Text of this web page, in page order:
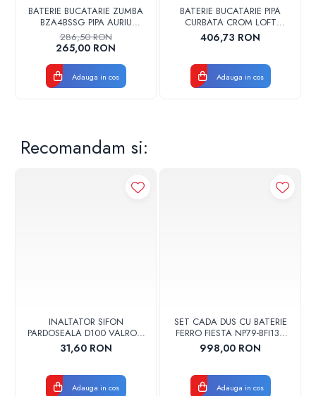
BATERIE BUCATARIE ZUMBA
BZA4BSSG PIPA AURIU
PERIAT FERRO
286,50 RON
265,00 RON
Adauga in cos
BATERIE BUCATARIE PIPA
CURBATA CROM LOFT
VALVEX 2454960
406,73 RON
Adauga in cos
Recomandam si:
INALTATOR SIFON
PARDOSEALA D100 VALROM
17001900004
31,60 RON
Adauga in cos
SET CADA DUS CU BATERIE
FERRO FIESTA NP79-BFI13U
CROM
998,00 RON
Adauga in cos